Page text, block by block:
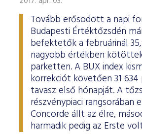
ESG Útmutató
Tovább erősödött a napi
Budapesti Értéktőzsdén
befektetők a februárinál
nagyobb értékben
parketten. A BUX index
korrekciót követően 31
tavasz első hónapját. A
részvénypiaci rangsorában
Concorde állt az élre,
harmadik pedig az Erste